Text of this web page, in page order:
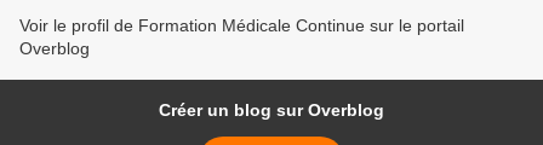
Voir le profil de Formation Médicale Continue sur le portail
Overblog
Créer un blog sur Overblog